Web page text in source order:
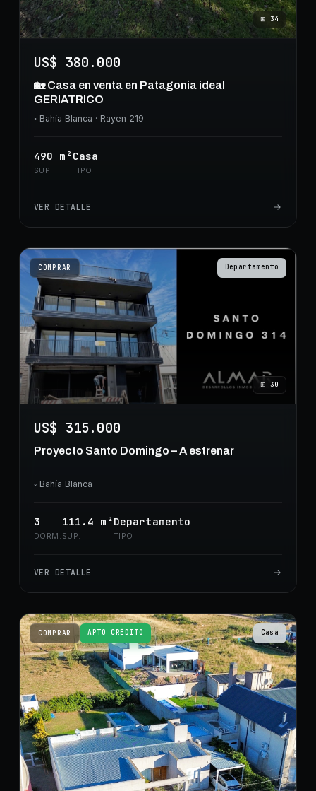
⊞34
US$ 380.000
🏡 Casa en venta en Patagonia ideal
GERIATRICO
◦ Bahía Blanca · Rayen 219
490 m²
SUP.
Casa
TIPO
VER DETALLE
COMPRAR Departamento
⊞30
US$ 315.000
Proyecto Santo Domingo – A estrenar
◦ Bahía Blanca
3
DORM.
111.4 m²
SUP.
Departamento
TIPO
VER DETALLE
COMPRAR APTO CRÉDITO Casa